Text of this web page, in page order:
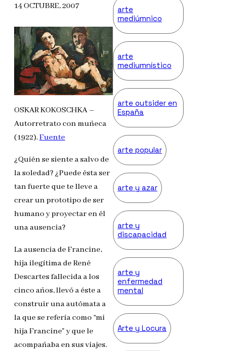
14 OCTUBRE, 2007
OSKAR KOKOSCHKA –
Autorretrato con muñeca
(1922).Fuente
¿Quién se siente a salvo de
la soledad? ¿Puede ésta ser
tan fuerte que te lleve a
crear un prototipo de ser
humano y proyectar en él
una ausencia?
La ausencia de Francine,
hija ilegítima de René
Descartes fallecida a los
cinco años, llevó a éste a
construir una autómata a
la que se refería como “mi
hija Francine” y que le
acompañaba en sus viajes.
arte
mediúmnico
arte
mediumnístico
arte outsider en
España
arte popular
arte y azar
arte y
discapacidad
arte y
enfermedad
mental
Arte y Locura